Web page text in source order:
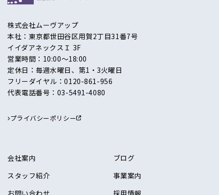
株式会社ムーヴアップ
本社：東京都世田谷区用賀2丁目31番7号
イイダアネックスＩ 3F
営業時間：10:00〜18:00
定休日：毎週水曜日、第1・3火曜日
フリーダイヤル：0120-861-956
代表電話番号： 03-5491-4080
プライバシーポリシー
会社案内
ブログ
事業案内
採用情報
スタッフ紹介
お問い合わせ